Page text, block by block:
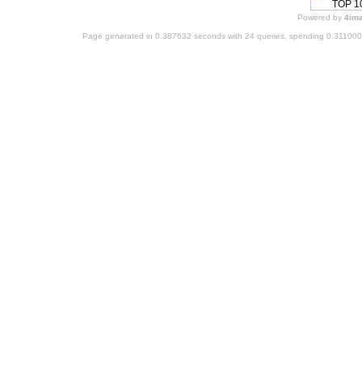
Powered by
Page generated in 0.387632 seconds with 24 queries, spending